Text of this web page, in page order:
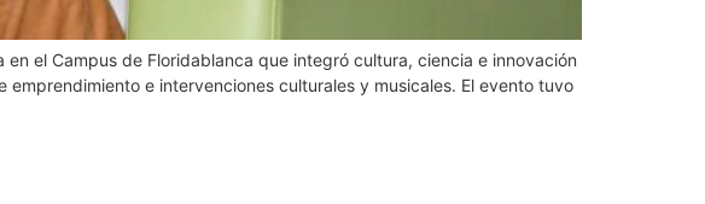
el Campus de Floridablanca que integró cultura, ciencia e innovación
e intervenciones culturales y musicales. El evento tuvo